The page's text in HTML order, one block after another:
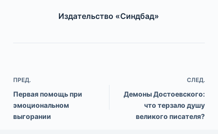
Издательство «Синдбад»
ПРЕД.
Первая помощь при
эмоциональном
выгорании
СЛЕД.
Демоны Достоевского:
что терзало душу
великого писателя?